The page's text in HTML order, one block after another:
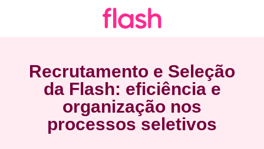
Recrutamento e Seleção
da Flash: eficiência e
organização nos
processos seletivos